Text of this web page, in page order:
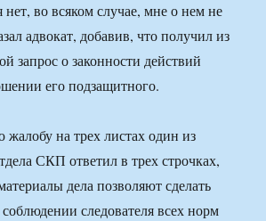
во всяком случае, мне о нем не
адвокат, добавив, что получил из
запрос о законности действий
его подзащитного.
жалобу на трех листах один из
СКП ответил в трех строчках,
дела позволяют сделать
следователя всех норм